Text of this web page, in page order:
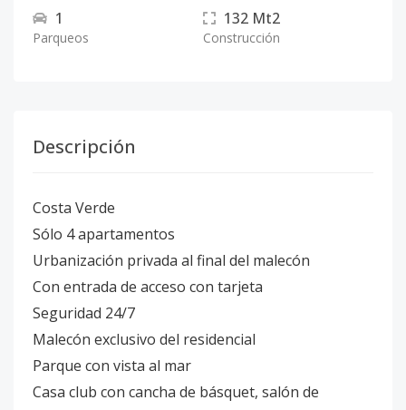
1
Parqueos
132 Mt2
Construcción
Descripción
Costa Verde
Sólo 4 apartamentos
Urbanización privada al final del malecón
Con entrada de acceso con tarjeta
Seguridad 24/7
Malecón exclusivo del residencial
Parque con vista al mar
Casa club con cancha de básquet, salón de